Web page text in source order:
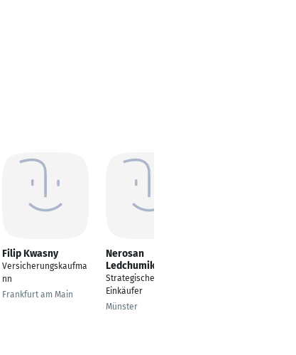
Filip Kwasny
Versicherungskaufma
nn
Frankfurt am Main
Nerosan
Ledchumikanthan
Strategischer
Einkäufer
Münster